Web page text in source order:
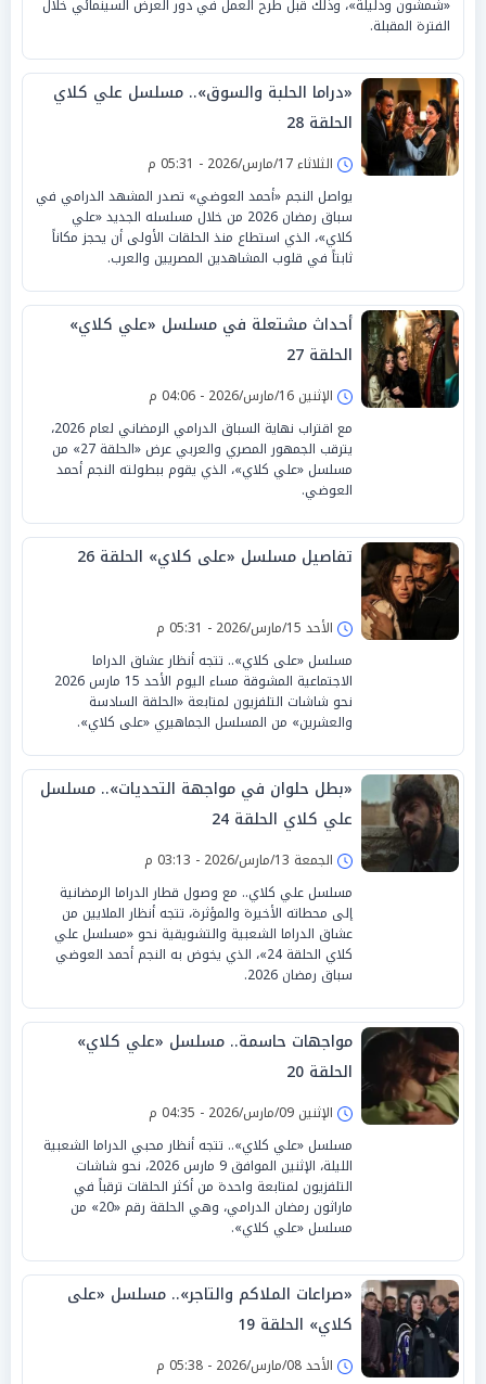
«شمشون ودليلة»، وذلك قبل طرح العمل في دور العرض السينمائي خلال
الفترة المقبلة.
«دراما الحلبة والسوق».. مسلسل علي كلاي
الحلقة 28
الثلاثاء 17/مارس/2026 - 05:31 م
يواصل النجم «أحمد العوضي» تصدر المشهد الدرامي في
سباق رمضان 2026 من خلال مسلسله الجديد «علي
كلاي»، الذي استطاع منذ الحلقات الأولى أن يحجز مكاناً
ثابتاً في قلوب المشاهدين المصريين والعرب.
أحداث مشتعلة في مسلسل «علي كلاي»
الحلقة 27
الإثنين 16/مارس/2026 - 04:06 م
مع اقتراب نهاية السباق الدرامي الرمضاني لعام 2026،
يترقب الجمهور المصري والعربي عرض «الحلقة 27» من
مسلسل «علي كلاي»، الذي يقوم ببطولته النجم أحمد
العوضي.
تفاصيل مسلسل «على كلاي» الحلقة 26
الأحد 15/مارس/2026 - 05:31 م
مسلسل «على كلاي».. تتجه أنظار عشاق الدراما
الاجتماعية المشوقة مساء اليوم الأحد 15 مارس 2026
نحو شاشات التلفزيون لمتابعة «الحلقة السادسة
والعشرين» من المسلسل الجماهيري «على كلاي».
«بطل حلوان في مواجهة التحديات».. مسلسل
علي كلاي الحلقة 24
الجمعة 13/مارس/2026 - 03:13 م
مسلسل علي كلاي.. مع وصول قطار الدراما الرمضانية
إلى محطاته الأخيرة والمؤثرة، تتجه أنظار الملايين من
عشاق الدراما الشعبية والتشويقية نحو «مسلسل علي
كلاي الحلقة 24»، الذي يخوض به النجم أحمد العوضي
سباق رمضان 2026.
مواجهات حاسمة.. مسلسل «علي كلاي»
الحلقة 20
الإثنين 09/مارس/2026 - 04:35 م
مسلسل «علي كلاي».. تتجه أنظار محبي الدراما الشعبية
الليلة، الإثنين الموافق 9 مارس 2026، نحو شاشات
التلفزيون لمتابعة واحدة من أكثر الحلقات ترقباً في
ماراثون رمضان الدرامي، وهي الحلقة رقم «20» من
مسلسل «علي كلاي».
«صراعات الملاكم والتاجر».. مسلسل «على
كلاي» الحلقة 19
الأحد 08/مارس/2026 - 05:38 م